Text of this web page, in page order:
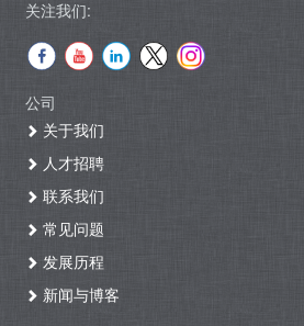
关注我们:
公司
关于我们
人才招聘
联系我们
常见问题
发展历程
新闻与博客